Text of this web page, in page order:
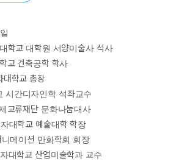
학교 대학원 서양미술사 석사
교 건축공학 학사
대학교 총장
시간디자인학 석좌교수
교류재단 문화나눔대사
대학교 예술대학 학장
메이션 만화학회 회장
대학교 산업미술학과 교수